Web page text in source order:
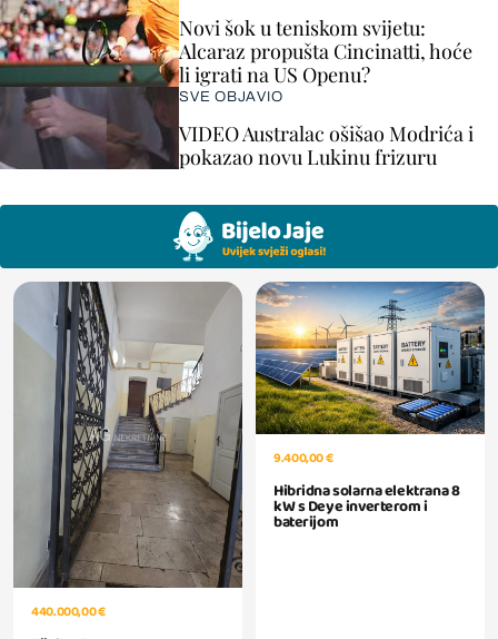
Novi šok u teniskom svijetu:
Alcaraz propušta Cincinatti, hoće
li igrati na US Openu?
SVE OBJAVIO
VIDEO Australac ošišao Modrića i
pokazao novu Lukinu frizuru
440.000,00 €
9.400,00 €
Hibridna solarna elektrana 8
kW s Deye inverterom i
baterijom